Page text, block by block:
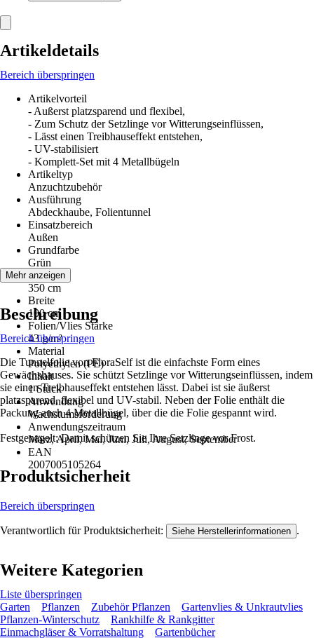
Artikeldetails
Bereich überspringen
Artikelvorteil
- Außerst platzsparend und flexibel,
- Zum Schutz der Setzlinge vor Witterungseinflüssen,
- Lässt einen Treibhauseffekt entstehen,
- UV-stabilisiert
- Komplett-Set mit 4 Metallbügeln
Artikeltyp
Anzuchtzubehör
Ausführung
Abdeckhaube, Folientunnel
Einsatzbereich
Außen
Grundfarbe
Grün
Länge
350 cm
Breite
100 cm
Folien/Vlies Stärke
43 g/m²
Material
Polyethylen (PE)
Inhalt
1 Stück
Anwendung
Wachstumsförderung
Anwendungszeitraum
März, April, Mai, Juni, Juli, August, September
EAN
2007005105264
Mehr anzeigen
Beschreibung
Bereich überspringen
Die Tunnelfolie von FloraSelf ist die einfachste Form eines
Gewächshauses. Sie schützt Setzlinge vor Witterungseinflüssen, indem
sie einen Treibhauseffekt entstehen lässt. Dabei ist sie äußerst
platzsparend, flexibel und UV-stabil. Neben der Folie enthält die
Packung auch 4 Metallbügel, über die die Folie gespannt wird.
Festgenagelt: Damit schützen Sie Ihre Setzlinge vor Frost.
Produktsicherheit
Bereich überspringen
Verantwortlich für Produktsicherheit: Siehe Herstellerinformationen .
Weitere Kategorien
Liste überspringen
Garten
Pflanzen Zubehör Pflanzen
Gartenvlies & Unkrautvlies
Pflanzen-Winterschutz
Rankhilfe & Rankgitter
Einmachgläser & Vorratshaltung
Gartenbücher